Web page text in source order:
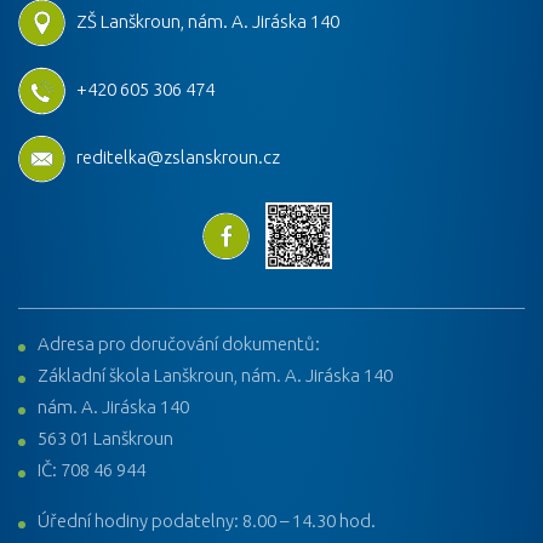
ZŠ Lanškroun, nám. A. Jiráska 140
+420 605 306 474
reditelka@zslanskroun.cz
Adresa pro doručování dokumentů:
Základní škola Lanškroun, nám. A. Jiráska 140
nám. A. Jiráska 140
563 01 Lanškroun
IČ: 708 46 944
Úřední hodiny podatelny: 8.00 – 14.30 hod.